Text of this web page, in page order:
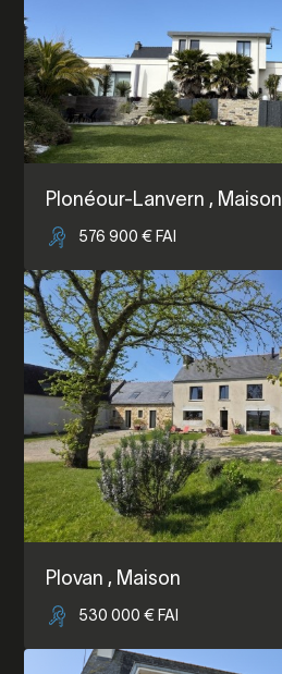
Plonéour-Lanvern , Maison
576 900 € FAI
Plovan , Maison
530 000 € FAI